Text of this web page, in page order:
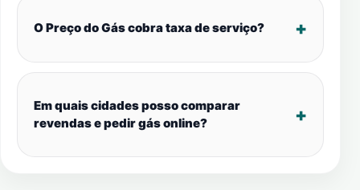
O Preço do Gás cobra taxa de serviço?
Em quais cidades posso comparar
revendas e pedir gás online?